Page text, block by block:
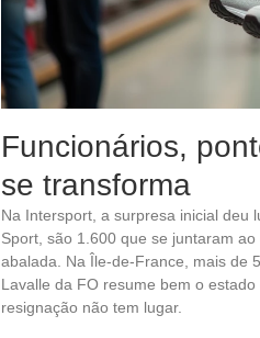
Funcionários,
se transforma
Na Intersport, a surpresa inicial deu
Sport, são 1.600 que se juntaram
abalada. Na Île-de-France, mais de
Lavalle da FO resume bem o
resignação não tem lugar.